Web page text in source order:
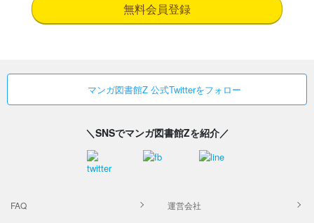
無料会員登録
マンガ図書館Z 公式Twitterをフォロー
＼SNSでマンガ図書館Zを紹介／
FAQ 運営会社